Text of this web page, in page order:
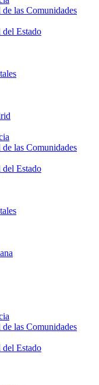
las Comunidades
Estado
las Comunidades
Estado
las Comunidades
Estado